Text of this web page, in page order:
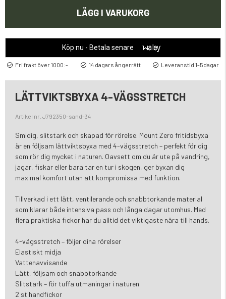
LÄGG I VARUKORG
Köp nu - Betala senare
Fri frakt över 1000:- 14 dagars ångerrätt Leveranstid 1-5dagar
LÄTTVIKTSBYXA 4-VÄGSSTRETCH
Artikel nr. J792350-sand-34
Smidig, slitstark och skapad för rörelse. Mount Zero fritidsbyxa
är en följsam lättviktsbyxa med 4-vägsstretch – perfekt för dig
som rör dig mycket i naturen. Oavsett om du är ute på vandring,
jagar, fiskar eller bara tar en tur i skogen, ger byxan dig
maximal komfort utan att kompromissa med funktion.
Tillverkad i ett lätt, ventilerande och snabbtorkande material
som klarar både intensiva pass och långa dagar utomhus. Med
flera praktiska fickor har du alltid det viktigaste nära till hands.
4-vägsstretch – följer dina rörelser
Elastiskt midja
Vattenavvisande
Lätt, följsam och snabbtorkande
Slitstark – för tuffa utmaningar i naturen
2 st handfickor